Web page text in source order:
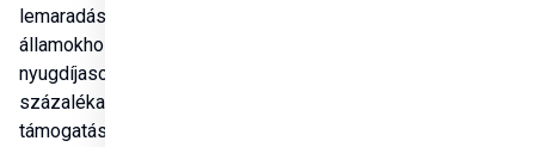
lemaradásban van más
államokhoz képest. A
nyugdíjasok mintegy 80
százaléka a családja
támogatására szorul,